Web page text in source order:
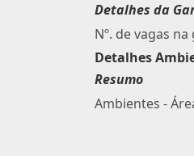
Detalhes da
Nº. de vagas
Detalhes
Resumo
Ambientes -